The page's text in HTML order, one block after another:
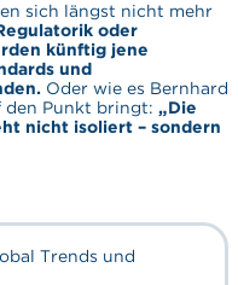
sich längst nicht mehr
oder
künftig jene
und
Oder wie es Bernhard
den Punkt bringt: „Die
nicht isoliert – sondern
Trends und